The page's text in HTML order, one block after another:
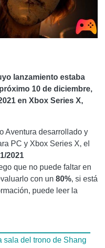
lanzamiento estaba
10 de diciembre,
en Xbox Series X,
Aventura desarrollado y
PC y Xbox Series X, el
2021
que no puede faltar en
con un 80%, si está
puede leer la
sala del trono de Shang